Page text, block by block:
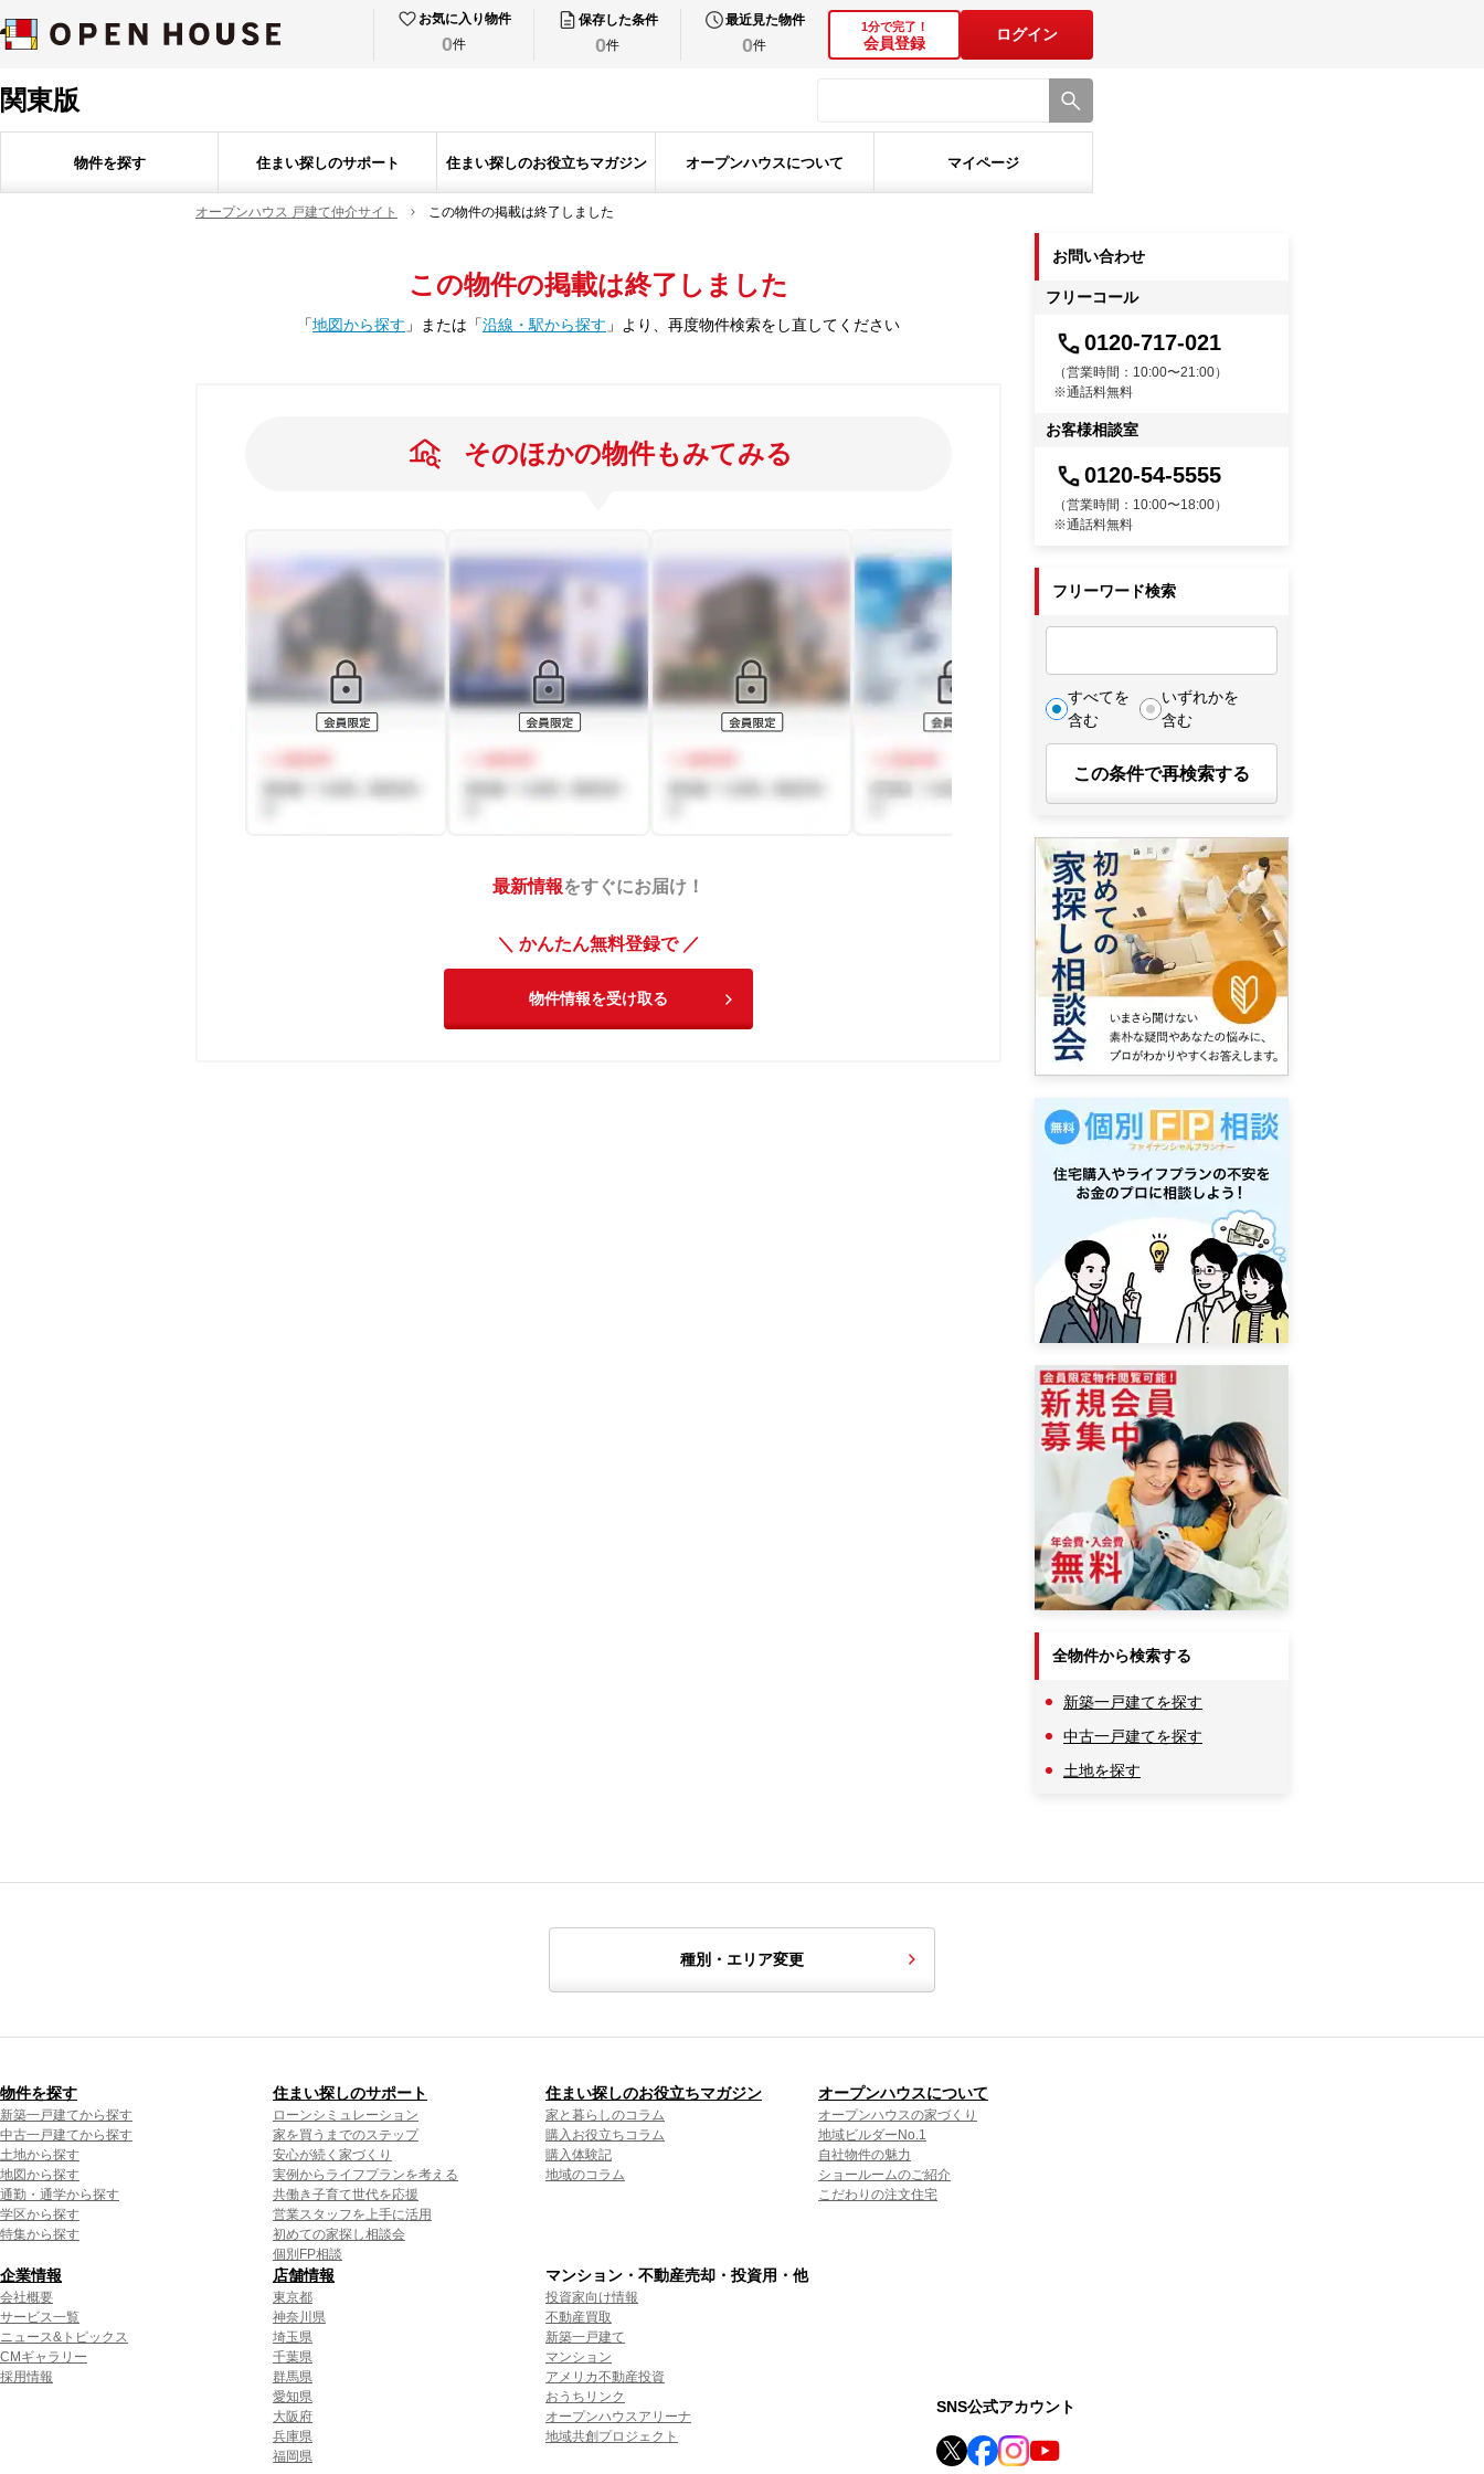
お気に入り物件
0件
保存した条件
0件
最近見た物件
0件
1分で完了！
会員登録
ログイン
関東版
物件を探す 住まい探しのサポート 住まい探しのお役立ちマガジン オープンハウスについて マイページ
オープンハウス 戸建て仲介サイト この物件の掲載は終了しました
この物件の掲載は終了しました
「地図から探す 」 または 「沿線・駅から探す 」 より、再度物件検索をし直してください
そのほかの物件もみてみる
最新情報をすぐにお届け！
＼ かんたん無料登録で ／
物件情報を受け取る
お問い合わせ
フリーコール
0120-717-021
（営業時間：10:00〜21:00）
※通話料無料
お客様相談室
0120-54-5555
（営業時間：10:00〜18:00）
※通話料無料
フリーワード検索
すべてを
含む
いずれかを
含む
この条件で再検索する
全物件から検索する
新築一戸建てを探す
中古一戸建てを探す
土地を探す
種別・エリア変更
物件を探す
新築一戸建てから探す
中古一戸建てから探す
土地から探す
地図から探す
通勤・通学から探す
学区から探す
特集から探す
住まい探しのサポート
ローンシミュレーション
家を買うまでのステップ
安心が続く家づくり
実例からライフプランを考える
共働き子育て世代を応援
営業スタッフを上手に活用
初めての家探し相談会
個別FP相談
住まい探しのお役立ちマガジン
家と暮らしのコラム
購入お役立ちコラム
購入体験記
地域のコラム
オープンハウスについて
オープンハウスの家づくり
地域ビルダーNo.1
自社物件の魅力
ショールームのご紹介
こだわりの注文住宅
企業情報
会社概要
サービス一覧
ニュース&トピックス
CMギャラリー
採用情報
店舗情報
東京都
神奈川県
埼玉県
千葉県
群馬県
愛知県
大阪府
兵庫県
福岡県
マンション・不動産売却・投資用・他
投資家向け情報
不動産買取
新築一戸建て
マンション
アメリカ不動産投資
おうちリンク
オープンハウスアリーナ
地域共創プロジェクト
SNS公式アカウント